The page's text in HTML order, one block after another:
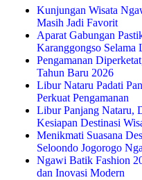
Kunjungan Wisata
Masih Jadi Favorit
Aparat Gabungan
Karanggongso Selama
Pengamanan
Tahun Baru 2026
Libur Nataru Padati
Perkuat Pengamanan
Libur Panjang Nataru,
Kesiapan Destinasi
Menikmati Suasana
Seloondo Jogorogo
Ngawi Batik Fashion
dan Inovasi Modern